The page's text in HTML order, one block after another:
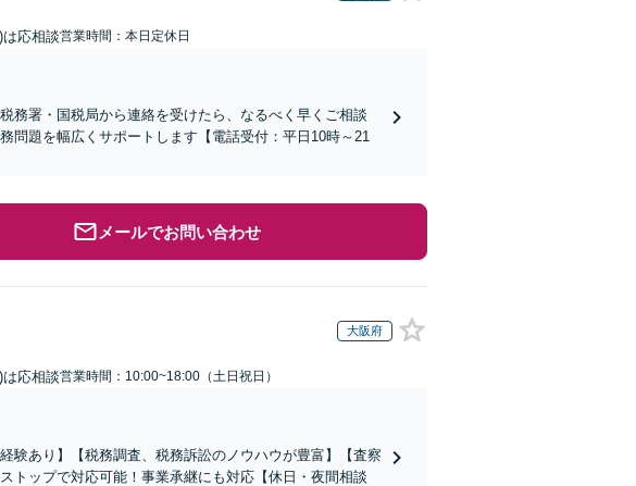
応相談営業時間：本日定休日
務署・国税局から連絡を受けたら、なるべく早くご相談
問題を幅広くサポートします【電話受付：平日10時～21
メールでお問い合わせ
大阪府
応相談営業時間：10:00~18:00（土日祝日）
験あり】【税務調査、税務訴訟のノウハウが豊富】【査察
トップで対応可能！事業承継にも対応【休日・夜間相談